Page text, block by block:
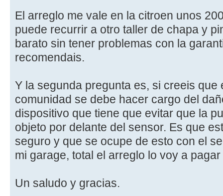
El arreglo me vale en la citroen unos
puede recurrir a otro taller de chapa y
barato sin tener problemas con la
recomendais.
Y la segunda pregunta es, si creeis que
comunidad se debe hacer cargo del
dispositivo que tiene que evitar que la
objeto por delante del sensor. Es que
seguro y que se ocupe de esto con el
mi garage, total el arreglo lo voy a
Un saludo y gracias.